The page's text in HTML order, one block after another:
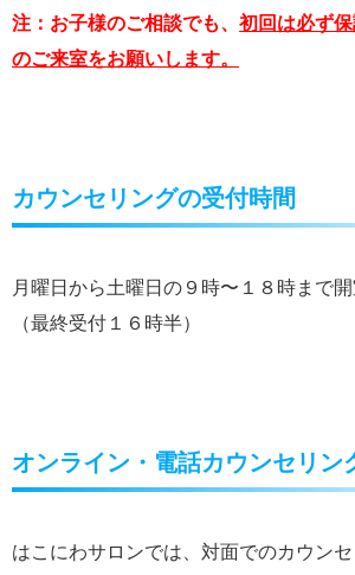
注：お子様のご相談でも、 初回は必ず保
のご来室をお願いします。
カウンセリングの受付時間
月曜日から土曜日の９時〜１８時まで開
（最終受付１６時半）
オンライン・電話カウンセリン
はこにわサロンでは、対面でのカウン